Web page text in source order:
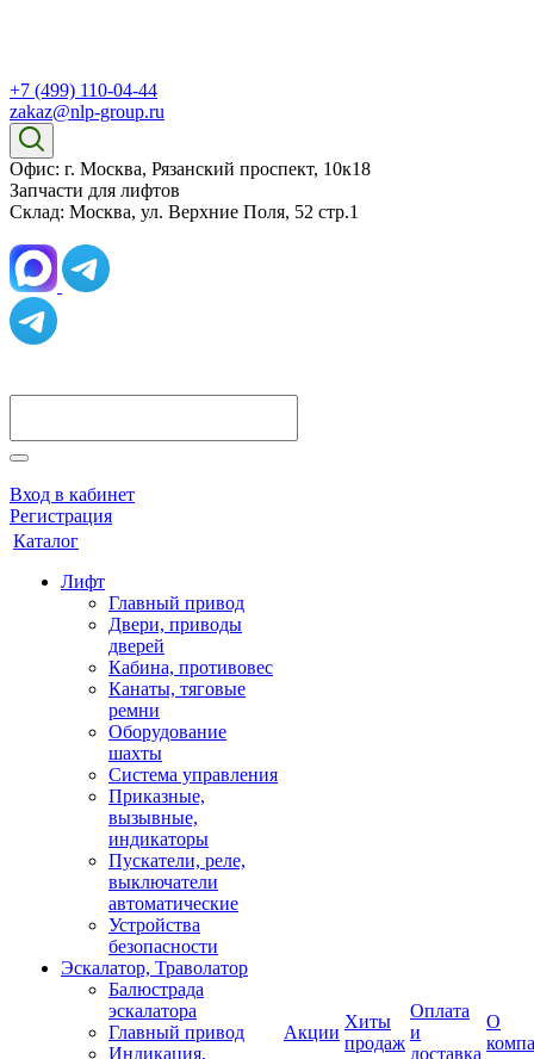
+7 (499) 110-04-44
zakaz@nlp-group.ru
Офис: г. Москва, Рязанский проспект, 10к18
Запчасти для лифтов
Склад: Москва, ул. Верхние Поля, 52 стр.1
Вход в кабинет
Регистрация
Каталог
Лифт
Главный привод
Двери, приводы
дверей
Кабина, противовес
Канаты, тяговые
ремни
Оборудование
шахты
Система управления
Приказные,
вызывные,
индикаторы
Пускатели, реле,
выключатели
автоматические
Устройства
безопасности
Эскалатор, Траволатор
Балюстрада
эскалатора
Главный привод
Индикация,
Акции
Хиты
продаж
Оплата
и
доставка
О